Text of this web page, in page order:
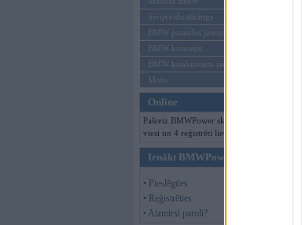
Sērijveida tūnings
BMW pasaules jaunumi
BMW koncepti
BMW konkurentu jaunumi
Moto
Online
Pašreiz BMWPower skatās 124
viesi un 4 reģistrēti lietotāji.
Ienākt BMWPower
• Pieslēgties
• Reģistrēties
• Aizmirsi paroli?